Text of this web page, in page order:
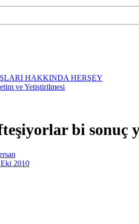
HAKKINDA HERŞEY
ve Yetiştirilmesi
bi sonuç
2010